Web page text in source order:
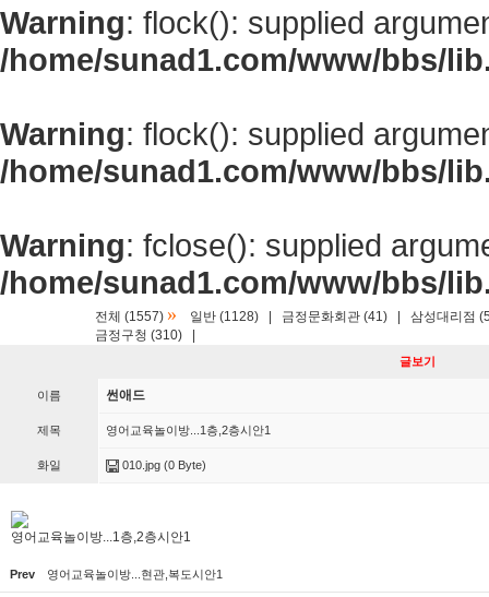
Warning: flock(): supplied
/home/sunad1.com/www/bbs/
Warning: flock(): supplied
/home/sunad1.com/www/bbs/
Warning: fclose(): supplied
/home/sunad1.com/www/bbs/
전체 (1557) » 일반 (1128) 금정문화회관 (41)
삼성대리점
금정구청 (310)
글보기
이름 썬애드
제목 영어교육놀이방...1층,2층시안1
화일 010.jpg (0 Byte)
영어교육놀이방...1층,2층시안1
Prev 영어교육놀이방...현관,복도시안1